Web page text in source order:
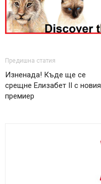
Предишна статия
Изненада! Къде ще се
срещне Елизабет II с новия
премиер